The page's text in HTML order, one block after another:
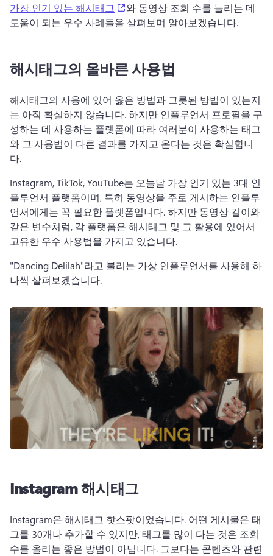
가장 인기 있는 해시태그
(opens in a new tab)
와 동영상 조회 수를 늘리는 데
도움이 되는 우수 사례들을 살펴보며 알아보겠습니다.
해시태그의 올바른 사용법
해시태그의 사용에 있어 옳은 방법과 그릇된 방법이 있는지
는 아직 확실하지 않습니다. 하지만 인플루언서 프로필을 구
성하는 데 사용하는 플랫폼에 따라 여러분이 사용하는 태그
와 그 사용법이 다른 결과를 가지고 온다는 것은 확실합니
다.
Instagram, TikTok, YouTube는 오늘날 가장 인기 있는 3대 인
플루언서 플랫폼이며, 특히 동영상을 주로 게시하는 인플루
언서에게는 꼭 필요한 플랫폼입니다. 하지만 동영상 길이와
같은 변수처럼, 각 플랫폼은 해시태그 및 그 활용에 있어서
고유한 우수 사용법을 가지고 있습니다.
"Dancing Delilah"라고 불리는 가상 인플루언서를 사용해 하
나씩 살펴보겠습니다.
Instagram 해시태그
Instagram은 해시태그 핫스팟이었습니다. 어떤 게시물은 태
그를 30개나 추가할 수 있지만, 태그를 많이 다는 것은 조회
수를 올리는 좋은 방법이 아닙니다. 그보다는 콘텐츠와 관련